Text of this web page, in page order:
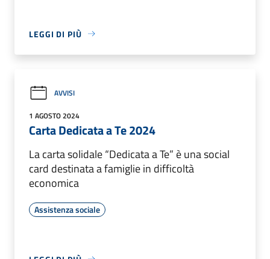
LEGGI DI PIÙ
AVVISI
1 AGOSTO 2024
Carta Dedicata a Te 2024
La carta solidale “Dedicata a Te” è una social
card destinata a famiglie in difficoltà
economica
Assistenza sociale